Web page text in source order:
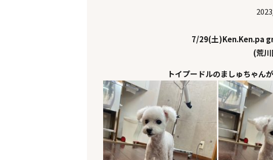
7/29(土)Ken.Ken.pa
(荒
トイプードルのましゅちゃん